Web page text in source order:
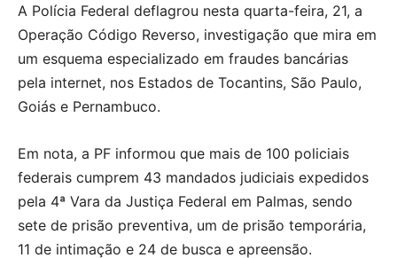
A Polícia Federal deflagrou nesta quarta-feira, 21, a
Operação Código Reverso, investigação que mira em
um esquema especializado em fraudes bancárias
pela internet, nos Estados de Tocantins, São Paulo,
Goiás e Pernambuco.
Em nota, a PF informou que mais de 100 policiais
federais cumprem 43 mandados judiciais expedidos
pela 4ª Vara da Justiça Federal em Palmas, sendo
sete de prisão preventiva, um de prisão temporária,
11 de intimação e 24 de busca e apreensão.